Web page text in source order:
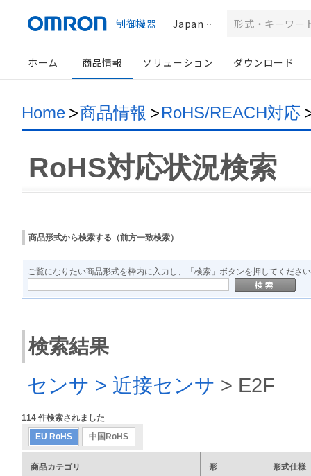
制御機器 Japan
ホーム 商品情報 ソリューション ダウンロード
Home >商品情報 >RoHS/REACH対応
RoHS対応状況検索
商品形式から検索する（前方一致検索）
ご覧になりたい商品形式を枠内に入力し、「検索」ボタンを押してくださ
検索結果
センサ > 近接センサ > E2F
114 件検索されました
EU RoHS
中国RoHS
商品カテゴリ 形 形式仕様